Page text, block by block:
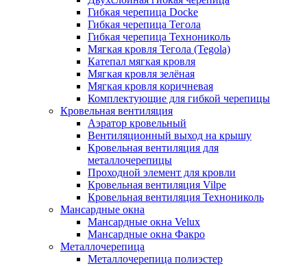
Гибкая черепица Docke
Гибкая черепица Тегола
Гибкая черепица Технониколь
Мягкая кровля Тегола (Tegola)
Катепал мягкая кровля
Мягкая кровля зелёная
Мягкая кровля коричневая
Комплектующие для гибкой черепицы
Кровельная вентиляция
Аэратор кровельный
Вентиляционный выход на крышу
Кровельная вентиляция для
металлочерепицы
Проходной элемент для кровли
Кровельная вентиляция Vilpe
Кровельная вентиляция Технониколь
Мансардные окна
Мансардные окна Velux
Мансардные окна Факро
Металлочерепица
Металлочерепица полиэстер